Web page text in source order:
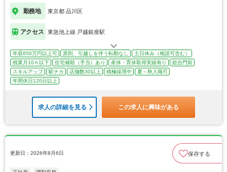
勤務地 東京都 品川区
アクセス 東急池上線 戸越銀座駅
年収650万円以上可 原則、引越しを伴う転勤なし
土日休み（相談可含む）
残業月10ｈ以下
住宅補助（手当）あり 産休・育休取得実績有り
総合門前
スキルアップ
駅チカ 店舗数30以上 積極採用中
夏～秋入職可
年間休日120日以上
求人の詳細を見る この求人に興味がある
更新日：2026年8月6日 保存する